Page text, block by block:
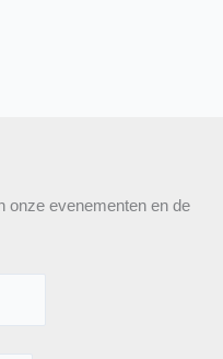
onze evenementen en de